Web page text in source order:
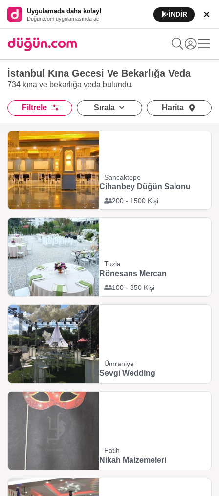
Uygulamada daha kolay!
Düğün.com uygulamasında aç
İNDİR
İstanbul Kına Gecesi Ve Bekarlığa Veda
734 kına ve bekarlığa veda bulundu.
Filtrele Sırala Harita
Sancaktepe
200 - 1500 Kişi
Cihanbey Düğün Salonu
Tuzla
100 - 350 Kişi
Rönesans Mercan
Ümraniye
Sevgi Wedding
Fatih
Nikah Malzemeleri